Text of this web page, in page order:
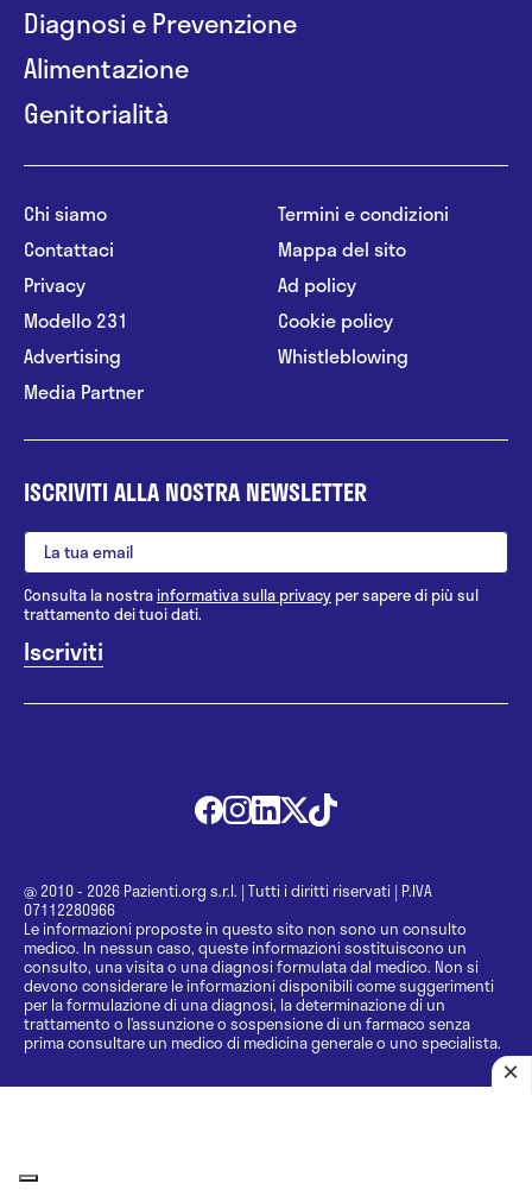
Diagnosi e Prevenzione
Alimentazione
Genitorialità
Chi siamo
Contattaci
Privacy
Modello 231
Advertising
Media Partner
Termini e condizioni
Mappa del sito
Ad policy
Cookie policy
Whistleblowing
ISCRIVITI ALLA NOSTRA NEWSLETTER
Consulta la nostrainformativa sulla privacy per sapere di più sul
trattamento dei tuoi dati.
@ 2010 - 2026 Pazienti.org s.r.l. | Tutti i diritti riservati | P.IVA
07112280966
Le informazioni proposte in questo sito non sono un consulto
medico. In nessun caso, queste informazioni sostituiscono un
consulto, una visita o una diagnosi formulata dal medico. Non si
devono considerare le informazioni disponibili come suggerimenti
per la formulazione di una diagnosi, la determinazione di un
trattamento o l’assunzione o sospensione di un farmaco senza
prima consultare un medico di medicina generale o uno specialista.